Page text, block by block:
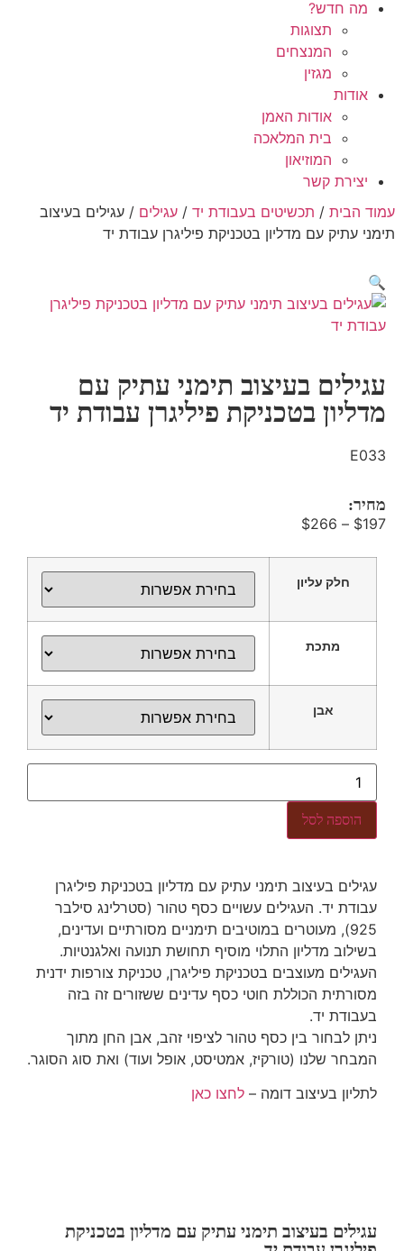
מה חדש?
תצוגות
המנצחים
מגזין
אודות
אודות האמן
בית המלאכה
המוזיאון
יצירת קשר
עמוד הבית / תכשיטים בעבודת יד / עגילים / עגילים בעיצוב
תימני עתיק עם מדליון בטכניקת פיליגרן עבודת יד
🔍
עגילים בעיצוב תימני עתיק עם
מדליון בטכניקת פיליגרן עבודת יד
E033
מחיר:
$197
–
$266
חלק עליון
מתכת
אבן
הוספה לסל
עגילים בעיצוב תימני עתיק עם מדליון בטכניקת פיליגרן
עבודת יד. העגילים עשויים כסף טהור (סטרלינג סילבר
925), מעוטרים במוטיבים תימניים מסורתיים ועדינים,
בשילוב מדליון התלוי מוסיף תחושת תנועה ואלגנטיות.
העגילים מעוצבים בטכניקת פיליגרן, טכניקת צורפות ידנית
מסורתית הכוללת חוטי כסף עדינים ששזורים זה בזה
בעבודת יד.
ניתן לבחור בין כסף טהור לציפוי זהב, אבן החן מתוך
המבחר שלנו (טורקיז, אמטיסט, אופל ועוד) ואת סוג הסוגר.
לתליון בעיצוב דומה – לחצו כאן
עגילים בעיצוב תימני עתיק עם מדליון בטכניקת